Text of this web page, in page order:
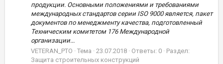
продукции. Основными положениями и требованиями
международных стандартов серии ISO 9000 является, пакет
документов по менеджменту качества, подготовленный
Техническим комитетом 176 Международной
организации...
VETERAN_PTO
Тема 23.07.2018 Ответы: 0
Раздел:
Защита строительных конструкций